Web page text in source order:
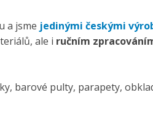
a jsme jedinými českými
ale i ručním
barové pulty, parapety,